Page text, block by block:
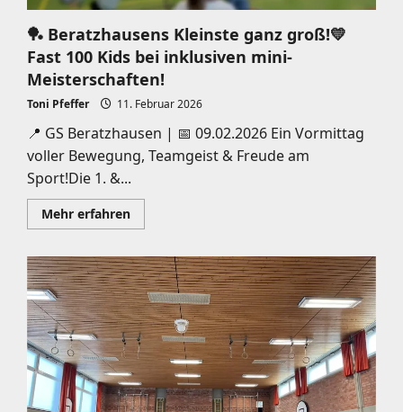
🏓 Beratzhausens Kleinste ganz groß!💛
Fast 100 Kids bei inklusiven mini-
Meisterschaften!
Toni Pfeffer 11. Februar 2026
📍 GS Beratzhausen | 📅 09.02.2026 Ein Vormittag
voller Bewegung, Teamgeist & Freude am
Sport!Die 1. &...
Mehr erfahrenMehr
Informationen
Beratzhausens
Kleinste
ganz
groß!
💛
Fast
100
Kids
bei
inklusiven
mini-
Meisterschaften!